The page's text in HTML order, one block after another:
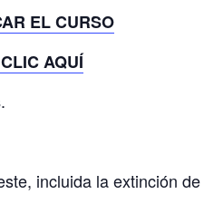
EL CURSO
AQUÍ
.
incluida la extinción